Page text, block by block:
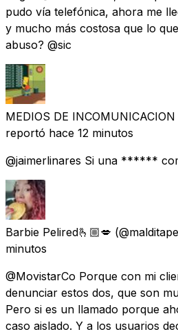
pudo vía telefónica, ahora me
y mucho más costosa que lo
abuso? @sic
MEDIOS DE INCOMUNICACION
reportó hace 12 minutos
@jaimerlinares Si una ******
Barbie Pelired🫰🏼💋
minutos
@MovistarCo Porque con mi
denunciar estos dos, que son
Pero si es un llamado porque
caso aislado. Y a los usuarios